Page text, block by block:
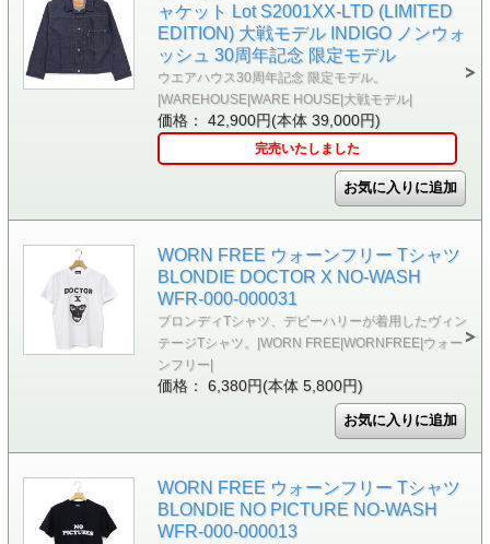
ャケット Lot S2001XX-LTD (LIMITED
EDITION) 大戦モデル INDIGO ノンウォ
ッシュ 30周年記念 限定モデル
ウエアハウス30周年記念 限定モデル。
|WAREHOUSE|WARE HOUSE|大戦モデル|
価格： 42,900円(本体 39,000円)
完売いたしました
WORN FREE ウォーンフリー Tシャツ
BLONDIE DOCTOR X NO-WASH
WFR-000-000031
ブロンディTシャツ、デビーハリーが着用したヴィン
テージTシャツ。|WORN FREE|WORNFREE|ウォー
ンフリー|
価格： 6,380円(本体 5,800円)
WORN FREE ウォーンフリー Tシャツ
BLONDIE NO PICTURE NO-WASH
WFR-000-000013